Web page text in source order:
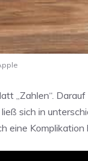
„Zahlen“.
sich in
eine Komplikation